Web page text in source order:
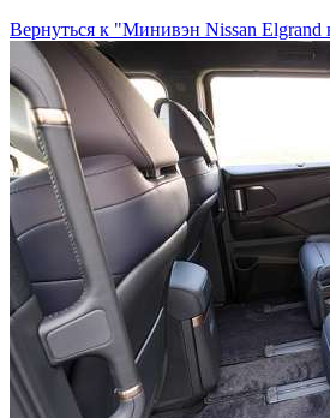
Вернуться к "Минивэн Nissan Elgrand